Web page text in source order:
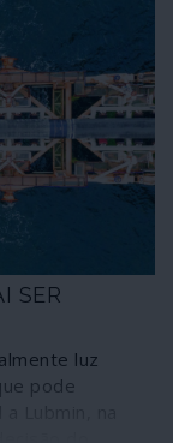
SER
luz
pode